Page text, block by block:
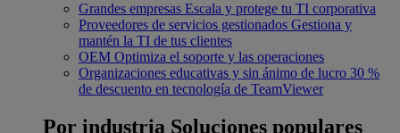
Grandes empresas Escala y protege tu TI corporativa
Proveedores de servicios gestionados Gestiona y
mantén la TI de tus clientes
OEM Optimiza el soporte y las operaciones
Organizaciones educativas y sin ánimo de lucro 30 %
de descuento en tecnología de TeamViewer
Por industria Soluciones populares